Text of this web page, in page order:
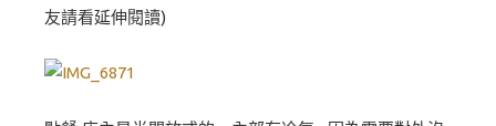
友請看延伸閱讀)